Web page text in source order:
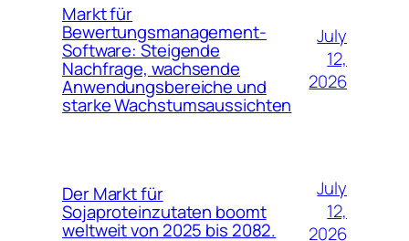
Markt für
Bewertungsmanagement-
Software: Steigende
Nachfrage, wachsende
Anwendungsbereiche und
starke Wachstumsaussichten
July
12,
2026
Der Markt für
Sojaproteinzutaten boomt
weltweit von 2025 bis 2082.
July
12,
2026